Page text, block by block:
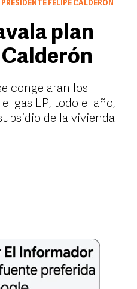
FELIPE CALDERÓN
plan
congelaran los
gas LP, todo el año,
de la vivienda